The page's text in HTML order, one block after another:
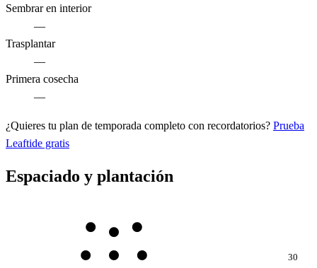
Sembrar en interior
—
Trasplantar
—
Primera cosecha
—
¿Quieres tu plan de temporada completo con recordatorios? Prueba
Leaftide gratis
Espaciado y plantación
30